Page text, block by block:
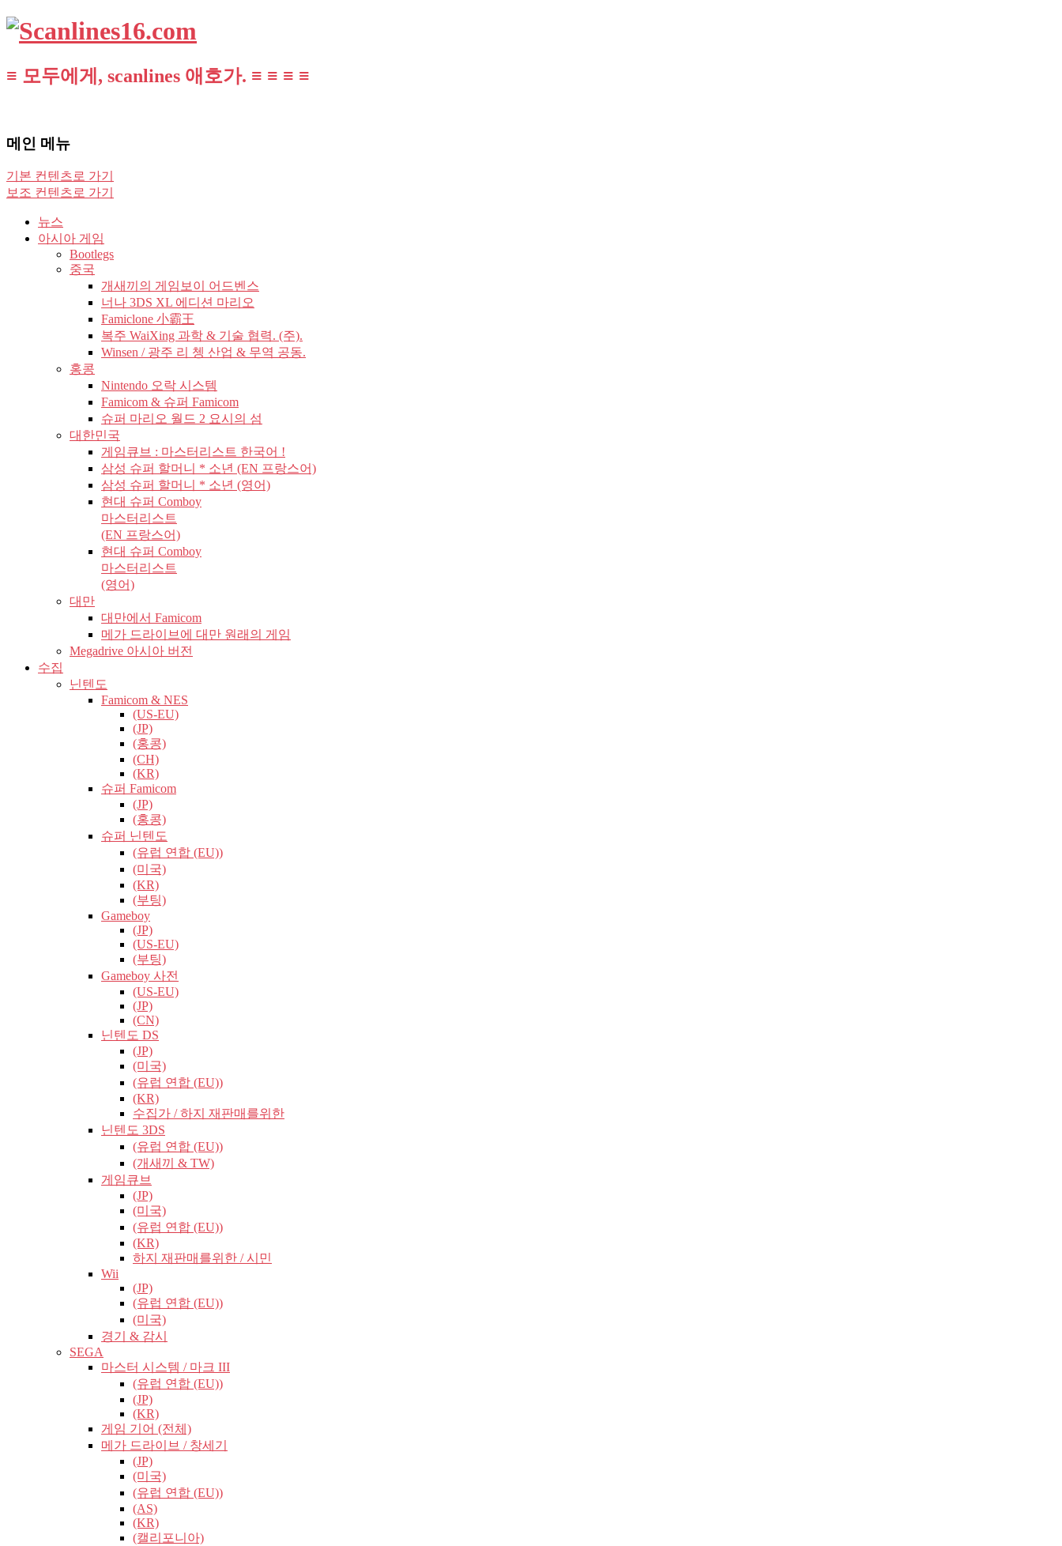
≡ 모두에게, scanlines 애호가. ≡ ≡ ≡ ≡
메인 메뉴
기본 컨텐츠로 가기
보조 컨텐츠로 가기
뉴스
아시아 게임
Bootlegs
중국
개새끼의 게임보이 어드벤스
너나 3DS XL 에디션 마리오
Famiclone 小霸王
복주 WaiXing 과학 & 기술 협력. (주).
Winsen / 광주 리 쳉 산업 & 무역 공동.
홍콩
Nintendo 오락 시스템
Famicom & 슈퍼 Famicom
슈퍼 마리오 월드 2 요시의 섬
대한민국
게임큐브 : 마스터리스트 한국어 !
삼성 슈퍼 할머니 * 소년 (EN 프랑스어)
삼성 슈퍼 할머니 * 소년 (영어)
현대 슈퍼 Comboy
마스터리스트
(EN 프랑스어)
현대 슈퍼 Comboy
마스터리스트
(영어)
대만
대만에서 Famicom
메가 드라이브에 대만 원래의 게임
Megadrive 아시아 버전
수집
닌텐도
Famicom & NES
(US-EU)
(JP)
(홍콩)
(CH)
(KR)
슈퍼 Famicom
(JP)
(홍콩)
슈퍼 닌텐도
(유럽​​ 연합 (EU))
(미국)
(KR)
(부팅)
Gameboy
(JP)
(US-EU)
(부팅)
Gameboy 사전
(US-EU)
(JP)
(CN)
닌텐도 DS
(JP)
(미국)
(유럽​​ 연합 (EU))
(KR)
수집가 / 하지 재판매를위한
닌텐도 3DS
(유럽​​ 연합 (EU))
(개새끼 & TW)
게임큐브
(JP)
(미국)
(유럽​​ 연합 (EU))
(KR)
하지 재판매를위한 / 시민
Wii
(JP)
(유럽​​ 연합 (EU))
(미국)
경기 & 감시
SEGA
마스터 시스템 / 마크 III
(유럽​​ 연합 (EU))
(JP)
(KR)
게임 기어 (전체)
메가 드라이브 / 창세기
(JP)
(미국)
(유럽​​ 연합 (EU))
(AS)
(KR)
(캘리포니아)